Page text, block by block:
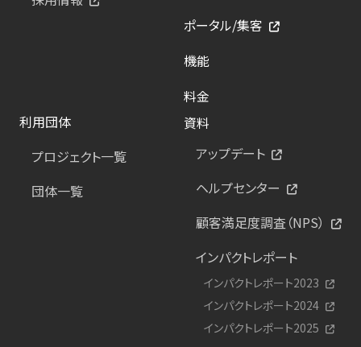
ポータル/集客
機能
料金
利用団体
プロジェクト一覧
団体一覧
資料
アップデート
ヘルプセンター
顧客満足度調査（NPS）
インパクトレポート
インパクトレポート2023
インパクトレポート2024
インパクトレポート2025